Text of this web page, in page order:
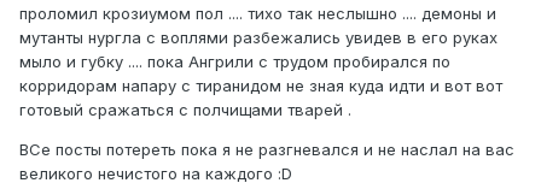
проломил крозиумом пол .... тихо так неслышно .... демоны и
мутанты нургла с воплями разбежались увидев в его руках
мыло и губку .... пока Ангрили с трудом пробирался по
корридорам напару с тиранидом не зная куда идти и вот вот
готовый сражаться с полчищами тварей .
ВСе посты потереть пока я не разгневался и не наслал на вас
великого нечистого на каждого :D